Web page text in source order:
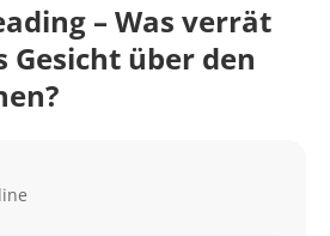
– Was verrät
Gesicht über den